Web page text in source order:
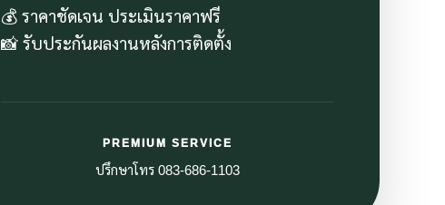
💰 ราคาชัดเจน ประเมินราคาฟรี
📸 รับประกันผลงานหลังการติดตั้ง
PREMIUM SERVICE
ปรึกษาโทร 083-686-1103